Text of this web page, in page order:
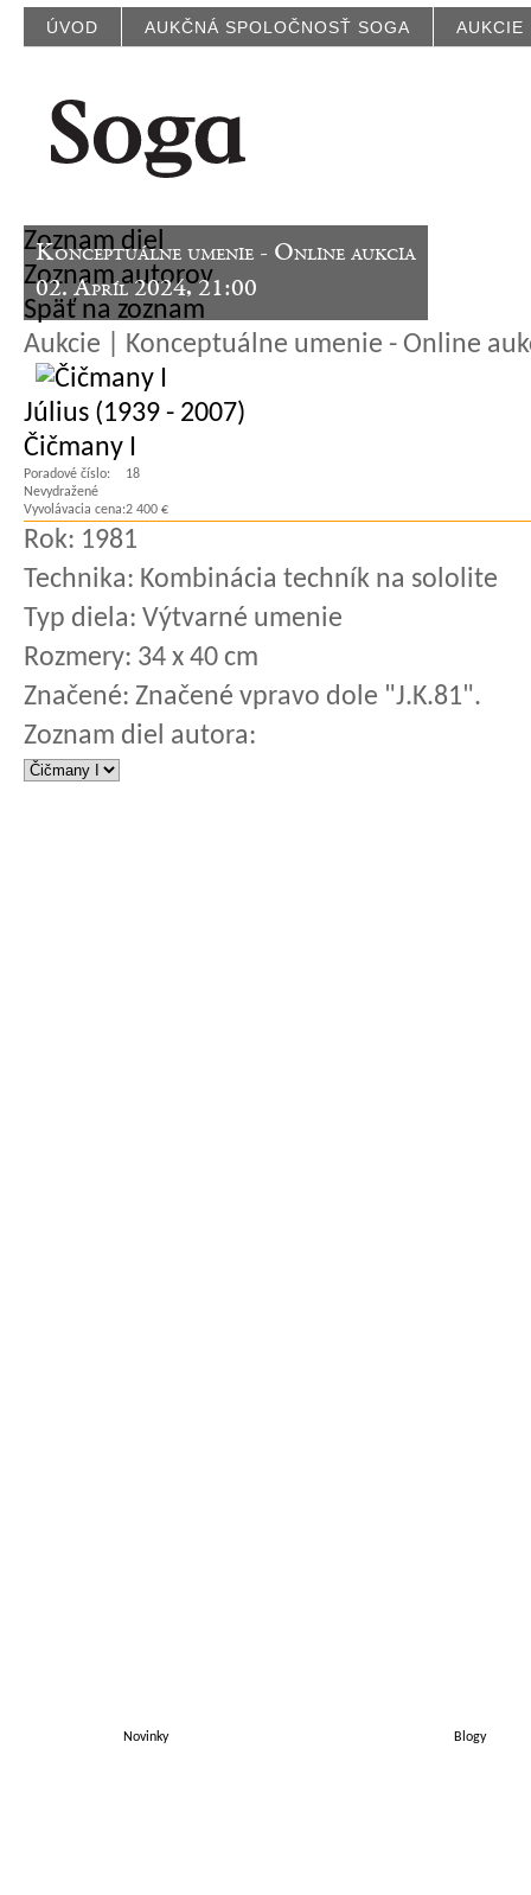
ÚVOD AUKČNÁ SPOLOČNOSŤ SOGA AUKCIE
Konceptuálne umenie - Online aukcia
02. Apríl 2024, 21:00
Zoznam diel
Zoznam autorov
Späť na zoznam
Aukcie | Konceptuálne umenie - Online
Július (1939 - 2007)
Čičmany I
Poradové číslo:
18
Nevydražené
Vyvolávacia cena:2 400 €
Rok: 1981
Technika: Kombinácia techník na sololite
Typ diela: Výtvarné umenie
Rozmery: 34 x 40 cm
Značené: Značené vpravo dole "J.K.81".
Zoznam diel autora:
Novinky Blogy